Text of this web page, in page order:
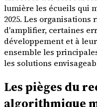
lumière les écueils qui
2025. Les
d'amplifier, certaines
développement et à
ensemble les
les solutions
Les pièges du
algorithmique